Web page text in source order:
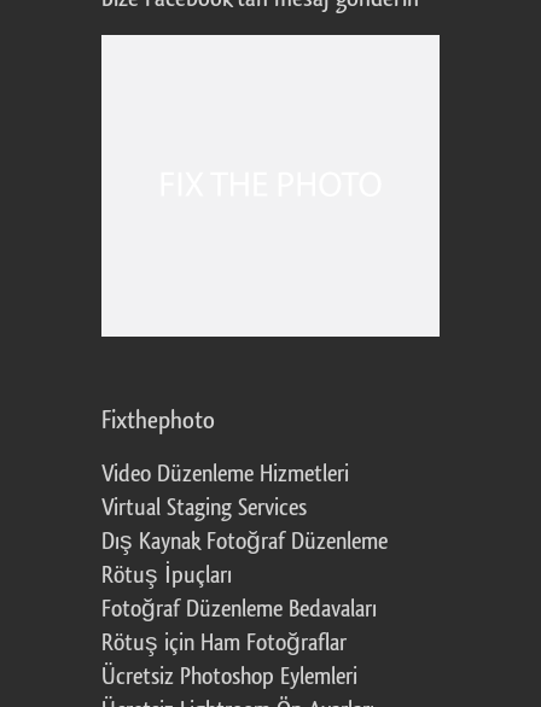
Fixthephoto
Video Düzenleme Hizmetleri
Virtual Staging Services
Dış Kaynak Fotoğraf Düzenleme
Rötuş İpuçları
Fotoğraf Düzenleme Bedavaları
Rötuş için Ham Fotoğraflar
Ücretsiz Photoshop Eylemleri